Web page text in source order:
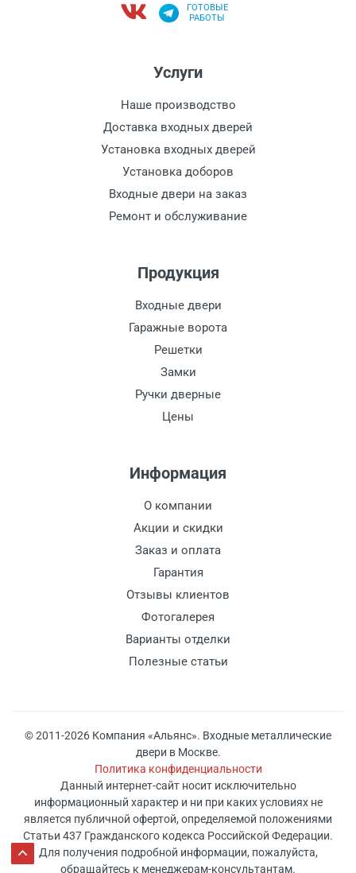
ГОТОВЫЕ
РАБОТЫ
Услуги
Наше производство
Доставка входных дверей
Установка входных дверей
Установка доборов
Входные двери на заказ
Ремонт и обслуживание
Продукция
Входные двери
Гаражные ворота
Решетки
Замки
Ручки дверные
Цены
Информация
О компании
Акции и скидки
Заказ и оплата
Гарантия
Отзывы клиентов
Фотогалерея
Варианты отделки
Полезные статьи
© 2011-2026 Компания «Альянс». Входные металлические
двери в Москве.
Политика конфиденциальности
Данный интернет-сайт носит исключительно
информационный характер и ни при каких условиях не
является публичной офертой, определяемой положениями
Статьи 437 Гражданского кодекса Российской Федерации.
Для получения подробной информации, пожалуйста,
обращайтесь к менеджерам-консультантам.